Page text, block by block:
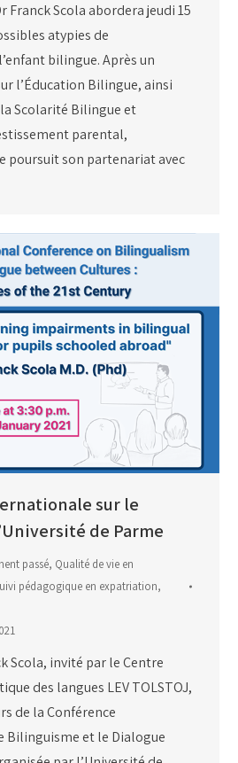
Franck Scola abordera jeudi 15
atypies de
bilingue. Après un
l’Éducation Bilingue, ainsi
Scolarité Bilingue et
parental,
poursuit son partenariat avec
sur le
de Parme
passé, Qualité de vie en
pédagogique en expatriation,
Scola, invité par le Centre
des langues LEV TOLSTOJ,
de la Conférence
Bilinguisme et le Dialogue